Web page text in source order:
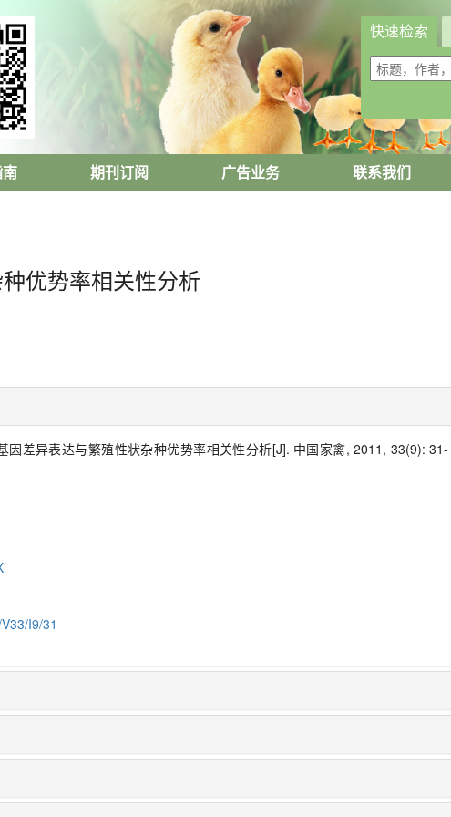
快速检索
期刊订阅 广告业务 联系我们
优势率相关性分析
因差异表达与繁殖性状杂种优势率相关性分析[J]. 中国家禽, 2011, 33(9): 31-
I9/31